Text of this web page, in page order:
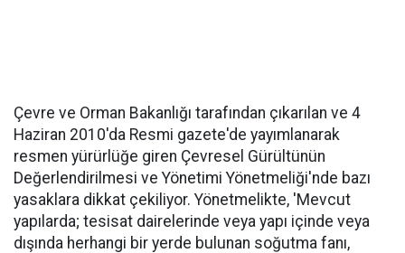
Çevre ve Orman Bakanlığı tarafından çıkarılan ve 4
Haziran 2010'da Resmi gazete'de yayımlanarak
resmen yürürlüğe giren Çevresel Gürültünün
Değerlendirilmesi ve Yönetimi Yönetmeliği'nde bazı
yasaklara dikkat çekiliyor. Yönetmelikte, 'Mevcut
yapılarda; tesisat dairelerinde veya yapı içinde veya
dışında herhangi bir yerde bulunan soğutma fanı,